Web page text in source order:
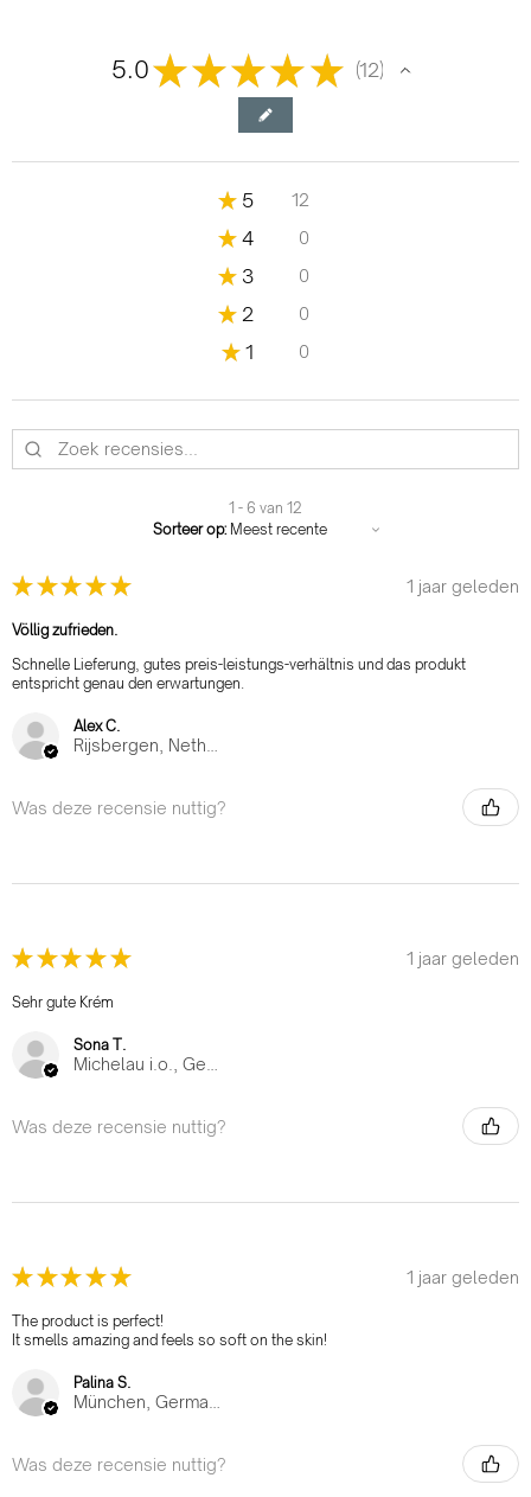
5.0★★★★ ★ 12
12
★ 5 100%
12
★ 4 0
★ 3 0
★ 2 0
★ 1 0
1 - 6 van 12
Sorteer op:
★ ★ ★ ★ ★ 1 jaar geleden
Völlig zufrieden.
Schnelle Lieferung, gutes preis-leistungs-verhältnis und das produkt
entspricht genau den erwartungen.
Alex C.
Was deze recensie nuttig?
★ ★ ★ ★ ★ 1 jaar geleden
Sehr gute Krém
Sona T.
Was deze recensie nuttig?
★ ★ ★ ★ ★ 1 jaar geleden
The product is perfect!
It smells amazing and feels so soft on the skin!
Palina S.
Was deze recensie nuttig?